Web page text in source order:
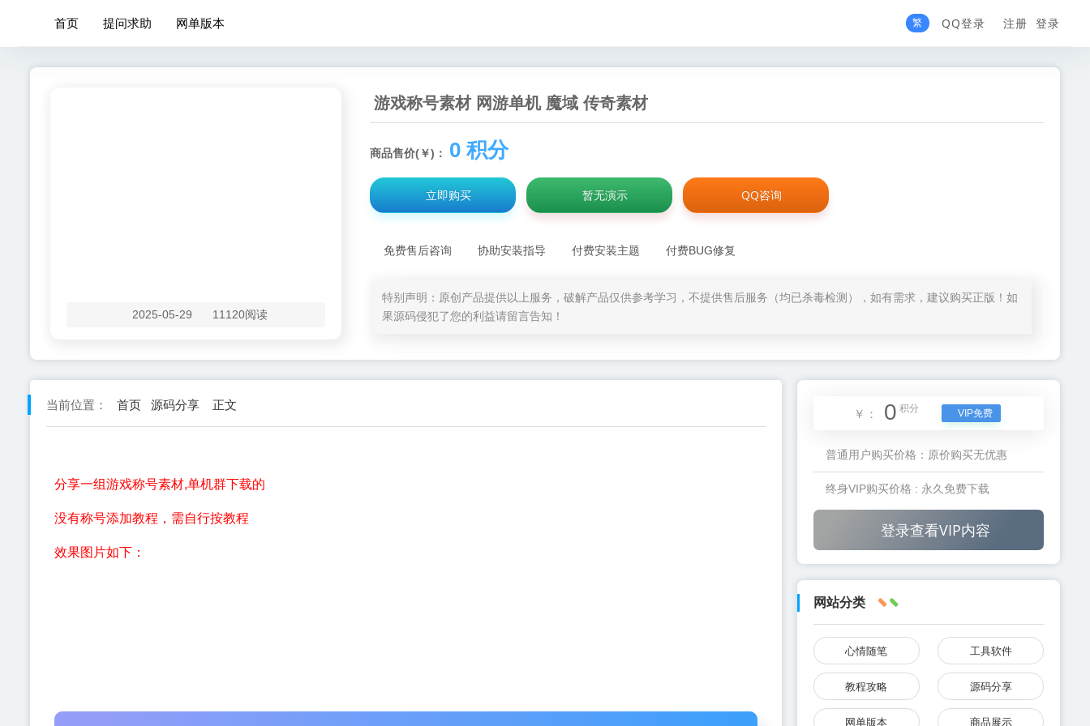
首页 提问求助 网单版本 繁 QQ登录 注册 登录
2025-05-29 11120阅读
游戏称号素材 网游单机 魔域 传奇素材
商品售价(￥)： 0 积分
立即购买 暂无演示 QQ咨询
免费售后咨询 协助安装指导 付费安装主题 付费BUG修复
特别声明：原创产品提供以上服务，破解产品仅供参考学习，不提供售后服务（均已杀毒检测），如有需求，建议购买正版！如
果源码侵犯了您的利益请留言告知！
当前位置： 首页 源码分享 正文
分享一组游戏称号素材,单机群下载的
没有称号添加教程，需自行按教程
效果图片如下：
￥： 0 积分 VIP免费
普通用户购买价格： 原价购买无优惠
终身VIP购买价格 : 永久免费下载
登录查看VIP内容
网站分类
心情随笔 工具软件
教程攻略 源码分享
网单版本 商品展示